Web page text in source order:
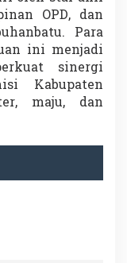
OPD, dan
Para
ini menjadi
sinergi
Kabupaten
maju, dan